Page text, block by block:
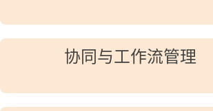
协同与工作流管理